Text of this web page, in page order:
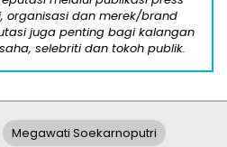
organisasi dan merek/brand
juga penting bagi kalangan
selebriti dan tokoh publik.
Megawati Soekarnoputri